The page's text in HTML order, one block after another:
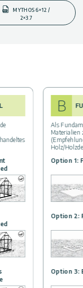
MYTHOS 6×12 /
2×3.7
B
Als
Materialien
Holz/
Option 1:
Option 2:
Option 3: